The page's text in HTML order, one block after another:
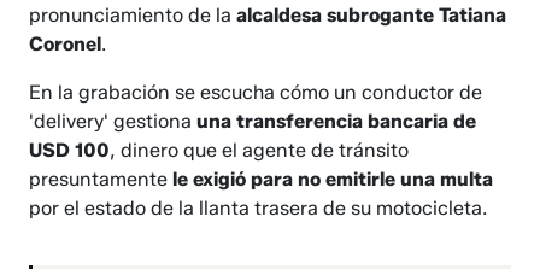
pronunciamiento de laalcaldesa subrogante Tatiana
Coronel.
En la grabación se escucha cómo un conductor de
'delivery' gestionauna transferencia bancaria de
USD 100, dinero que el agente de tránsito
presuntamente le exigió para no emitirle una multa
por el estado de la llanta trasera de su motocicleta.